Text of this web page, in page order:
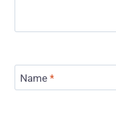
Name *